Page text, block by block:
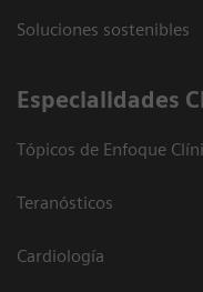
Soluciones sostenibles
Especialidades
Tópicos de Enfoque
Teranósticos
Cardiología